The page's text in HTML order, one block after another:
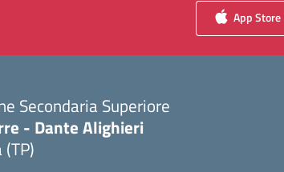
App Store
Secondaria Superiore
- Dante Alighieri